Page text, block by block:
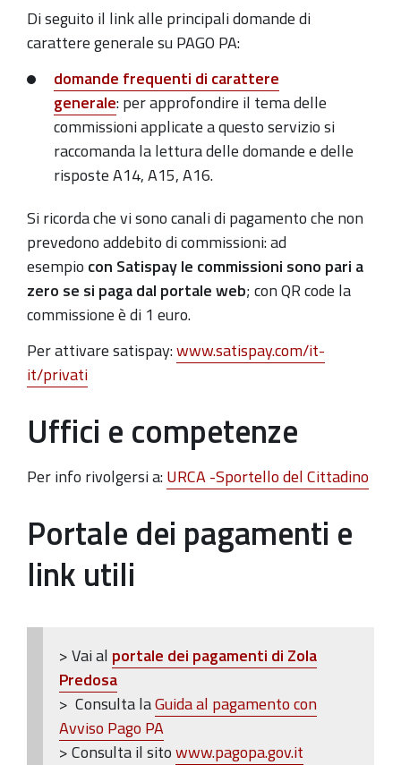
Di seguito il linkalle principali domande di
carattere generale su PAGO PA:
domande frequenti di carattere
generale: per approfondire il tema delle
commissioni applicate a questo servizio si
raccomanda la lettura delle domande e delle
risposteA14, A15, A16.
Si ricorda che visono canali di pagamento che non
prevedono addebito di commissioni: ad
esempio con Satispay le commissioni sono pari a
zero se si paga dal portale web; con QR code la
commissione è di 1 euro.
Per attivare satispay:www.satispay.com/it-
it/privati
Uffici e competenze
Per info rivolgersi a:URCA -Sportello del Cittadino
Portale dei pagamenti e
link utili
> Vai al portale dei pagamenti di Zola
Predosa
> Consulta laGuida al pagamento con
Avviso Pago PA
> Consulta il sitowww.pagopa.gov.it